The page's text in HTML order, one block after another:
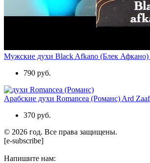
Мужские духи Black Afkano (Блек Афкано)
790 руб.
Арабские духи Romancea (Романс) Ard
370 руб.
© 2026 год. Все права защищены.
[e-subscribe]
Напишите нам: